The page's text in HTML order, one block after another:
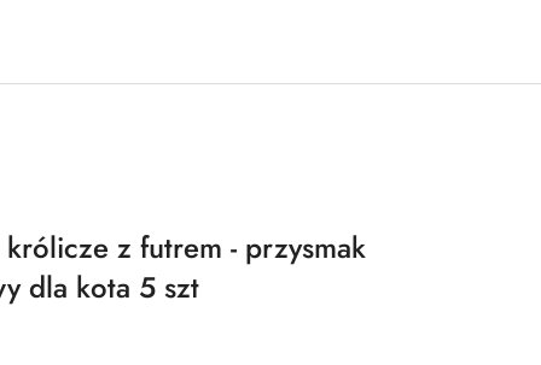
z futrem - przysmak
dla kota 5 szt